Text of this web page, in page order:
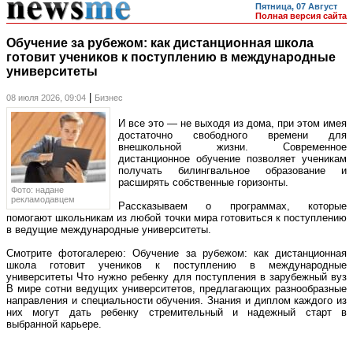
Пятница, 07 Август
Полная версия сайта
Обучение за рубежом: как дистанционная школа
готовит учеников к поступлению в международные
университеты
08 июля 2026, 09:04 Бизнес
Фото: надане
рекламодавцем
И все это — не выходя из дома, при этом имея
достаточно свободного времени для
внешкольной жизни. Современное
дистанционное обучение позволяет ученикам
получать билингвальное образование и
расширять собственные горизонты.
Рассказываем о программах, которые
помогают школьникам из любой точки мира готовиться к поступлению
в ведущие международные университеты.
Cмотрите фотогалерею: Обучение за рубежом: как дистанционная
школа готовит учеников к поступлению в международные
университеты Что нужно ребенку для поступления в зарубежный вуз
В мире сотни ведущих университетов, предлагающих разнообразные
направления и специальности обучения. Знания и диплом каждого из
них могут дать ребенку стремительный и надежный старт в
выбранной карьере.